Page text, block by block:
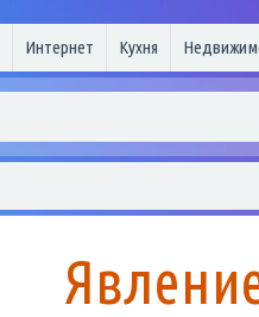
Интернет Кухня